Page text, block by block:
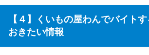
【４】くいもの屋わんでバイト
おきたい情報